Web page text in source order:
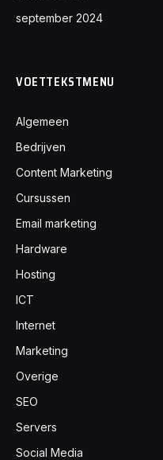
september 2024
VOETTEKSTMENU
Algemeen
Bedrijven
Content Marketing
Cursussen
Email marketing
Hardware
Hosting
ICT
Internet
Marketing
Overige
SEO
Servers
Social Media